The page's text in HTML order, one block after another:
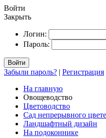
Войти
Закрыть
Логин:
Пароль:
Войти
Забыли пароль? | Регистрация
На главную
Овощеводство
Цветоводство
Сад непрерывного
Ландшафтный дизайн
На подоконнике